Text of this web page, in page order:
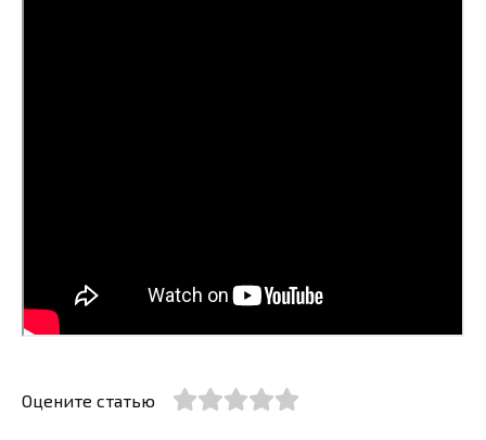
Оцените статью